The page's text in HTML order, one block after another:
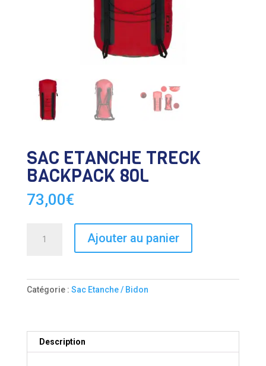
SAC ETANCHE TRECK
BACKPACK 80L
73,00€
BACKPACK
Ajouter au panier
Catégorie : Sac Etanche / Bidon
Description